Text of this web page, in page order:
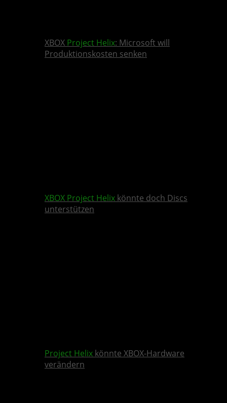
XBOX Project Helix: Microsoft will
Produktionskosten senken
XBOX Project Helix könnte doch Discs
unterstützen
Project Helix könnte XBOX-Hardware
verändern